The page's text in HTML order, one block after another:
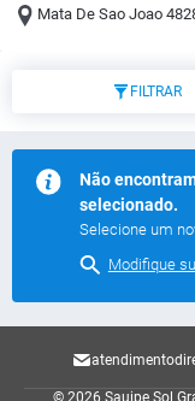
Mata De Sao Joao
FILTRAR
Não
selecionado.
Selecione um
Modifique
© 2026 Sauipe Sol